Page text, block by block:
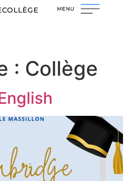
COLLÈGE
: Collège